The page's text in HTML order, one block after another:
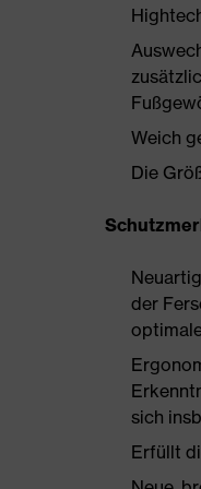
Weich
Die
der
sich
Erfüllt